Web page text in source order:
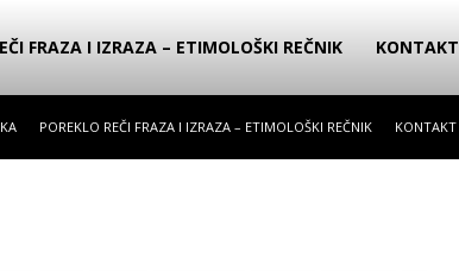
FRAZA I IZRAZA – ETIMOLOŠKI REČNIK KONTAKT
POREKLO REČI FRAZA I IZRAZA – ETIMOLOŠKI REČNIK KONTAKT